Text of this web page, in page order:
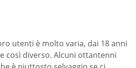
utenti è molto varia, dai 18 anni
così diverso. Alcuni ottantenni